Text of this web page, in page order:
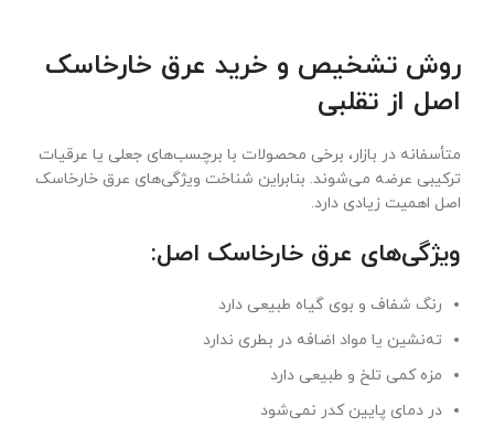
روش تشخیص و خرید عرق خارخاسک
اصل از تقلبی
متأسفانه در بازار، برخی محصولات با برچسب‌های جعلی یا عرقیات
ترکیبی عرضه می‌شوند. بنابراین شناخت ویژگی‌های عرق خارخاسک
اصل اهمیت زیادی دارد.
ویژگی‌های عرق خارخاسک اصل:
رنگ شفاف و بوی گیاه طبیعی دارد
ته‌نشین یا مواد اضافه در بطری ندارد
مزه کمی تلخ و طبیعی دارد
در دمای پایین کدر نمی‌شود